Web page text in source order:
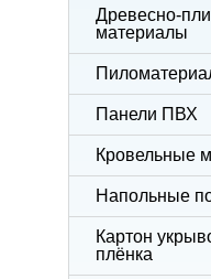
Древесно-
материалы
Панели ПВХ
Кровельные
Напольные
Картон
плёнка